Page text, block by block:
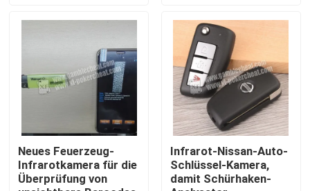
Kontakt mit uns
Neuigkeiten
Bitte um ein Angebot
Unsichtbare Spielkarten
Neues Feuerzeug-
Infrarotkamera für die
Überprüfung von
Infrarot-Nissan-Auto-
Schlüssel-Kamera,
damit Schürhaken-